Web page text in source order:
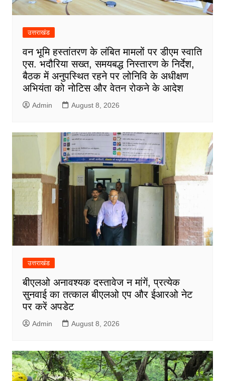
उत्तराखंड
वन भूमि हस्तांतरण के लंबित मामलों पर डीएम स्वाति
एस. भदौरिया सख्त, समयबद्ध निस्तारण के निर्देश,
बैठक में अनुपस्थित रहने पर लोनिवि के अधीक्षण
अभियंता को नोटिस और वेतन रोकने के आदेश
Admin August 8, 2026
उत्तराखंड
बीएलओ अनावश्यक दस्तावेज न मांगें, प्रत्येक
सुनवाई का तत्काल बीएलओ एप और ईआरओ नेट
पर करें अपडेट
Admin August 8, 2026